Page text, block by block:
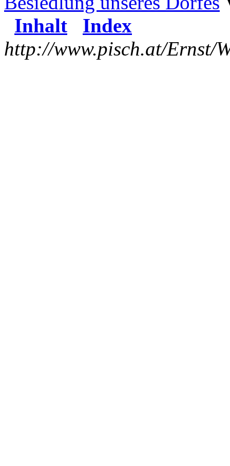
Inhalt
Index
http://www.pisch.at/Ernst/